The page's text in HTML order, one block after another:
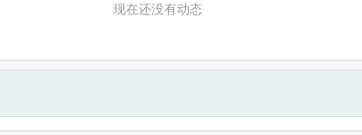
现在还没有动态